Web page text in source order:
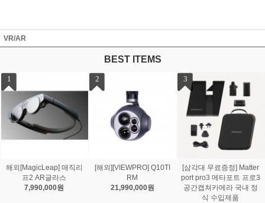
VR/AR
BEST ITEMS
1
해외[MagicLeap] 매직리
프2 AR글라스
7,990,000원
2
[해외][VIEWPRO] Q10TI
RM
21,990,000원
3
[삼각대 무료증정] Matter
port pro3 메타포트 프로3
공간캡쳐카메라 국내 정
식 수입제품